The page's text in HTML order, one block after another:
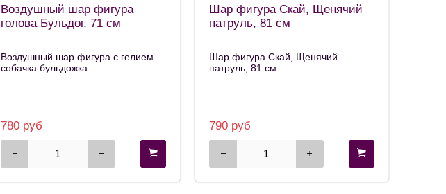
Воздушный шар фигура
голова Бульдог, 71 см
Воздушный шар фигура с гелием
собачка бульдожка
780 руб
Шар фигура Скай, Щенячий
патруль, 81 см
Шар фигура Скай, Щенячий
патруль, 81 см
790 руб